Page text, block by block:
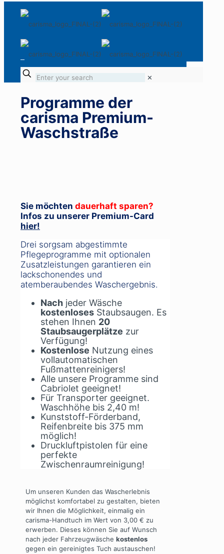
✕
Programme der
carisma Premium-
Waschstraße
Sie möchten dauerhaft sparen?
Infos zu unserer Premium-Card
hier!
Drei sorgsam abgestimmte
Pflegeprogramme mit optionalen
Zusatzleistungen garantieren ein
lackschonendes und
atemberaubendes Waschergebnis.
Nach jeder Wäsche
kostenloses Staubsaugen. Es
stehen Ihnen 20
Staubsaugerplätze zur
Verfügung!
Kostenlose Nutzung eines
vollautomatischen
Fußmattenreinigers!
Alle unsere Programme sind
Cabriolet geeignet!
Für Transporter geeignet.
Waschhöhe bis 2,40 m!
Kunststoff-Förderband,
Reifenbreite bis 375 mm
möglich!
Druckluftpistolen für eine
perfekte
Zwischenraumreinigung!
Um unseren Kunden das Wascherlebnis
möglichst komfortabel zu gestalten, bieten
wir Ihnen die Möglichkeit, einmalig ein
carisma-Handtuch im Wert von 3,00 € zu
erwerben. Dieses können Sie auf Wunsch
nach jeder Fahrzeugwäsche kostenlos
gegen ein gereinigtes Tuch austauschen!